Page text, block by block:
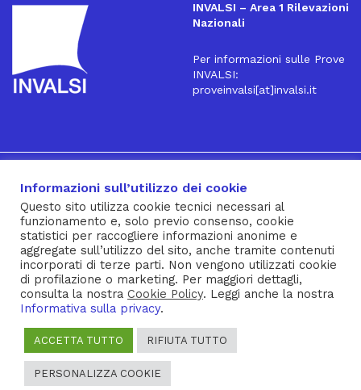
INVALSI – Area 1 Rilevazioni
Nazionali
Per informazioni sulle Prove
INVALSI:
proveinvalsi[at]invalsi.it
Iscriviti alla Newsletter
® INVALSI – Via Ippolito Nievo, 35 – 00153 ROMA – tel. 06
941851 – fax 06 94185215 – c.f. 92000450582
Privacy Policy– Cookie Policy –Note Legali–Social Media
Policy
Informazioni sull’utilizzo dei cookie
Questo sito utilizza cookie tecnici necessari al
funzionamento e, solo previo consenso, cookie
statistici per raccogliere informazioni anonime e
aggregate sull’utilizzo del sito, anche tramite contenuti
incorporati di terze parti. Non vengono utilizzati cookie
di profilazione o marketing. Per maggiori dettagli,
consulta la nostra Cookie Policy. Leggi anche la nostra
Informativa sulla privacy.
ACCETTA TUTTO RIFIUTA TUTTO
PERSONALIZZA COOKIE